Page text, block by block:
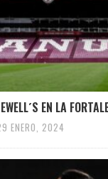
EN LA
ENERO, 2024